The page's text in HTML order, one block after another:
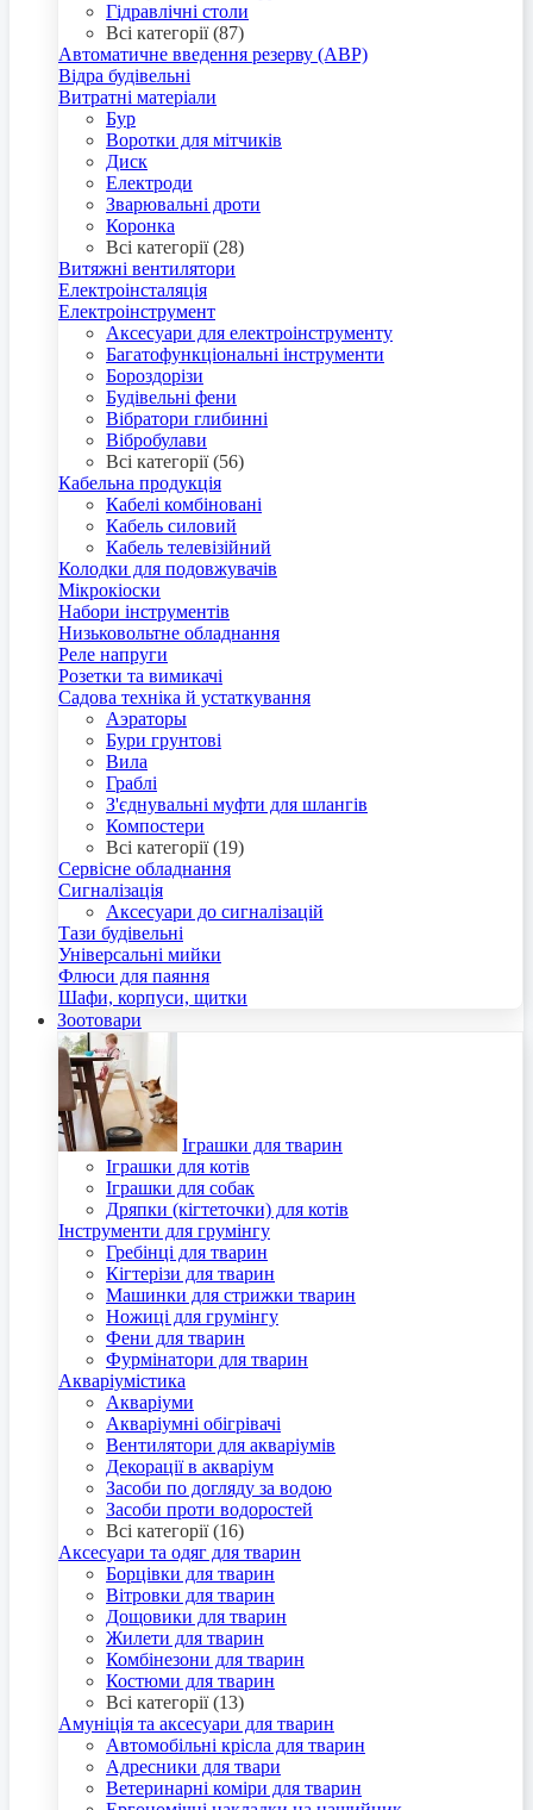
Гідравлічні столи
Всі категорії (87)
Автоматичне введення резерву (АВР)
Відра будівельні
Витратні матеріали
Бур
Воротки для мітчиків
Диск
Електроди
Зварювальні дроти
Коронка
Всі категорії (28)
Витяжні вентилятори
Електроінсталяція
Електроінструмент
Аксесуари для електроінструменту
Багатофункціональні інструменти
Бороздорізи
Будівельні фени
Вібратори глибинні
Вібробулави
Всі категорії (56)
Кабельна продукція
Кабелі комбіновані
Кабель силовий
Кабель телевізійний
Колодки для подовжувачів
Мікрокіоски
Набори інструментів
Низьковольтне обладнання
Реле напруги
Розетки та вимикачі
Садова техніка й устаткування
Аэраторы
Бури грунтові
Вила
Граблі
З'єднувальні муфти для шлангів
Компостери
Всі категорії (19)
Сервісне обладнання
Сигналізація
Аксесуари до сигналізацій
Тази будівельні
Універсальні мийки
Флюси для паяння
Шафи, корпуси, щитки
Зоотовари
Іграшки для тварин
Іграшки для котів
Іграшки для собак
Дряпки (кігтеточки) для котів
Інструменти для грумінгу
Гребінці для тварин
Кігтерізи для тварин
Машинки для стрижки тварин
Ножиці для грумінгу
Фени для тварин
Фурмінатори для тварин
Акваріумістика
Акваріуми
Акваріумні обігрівачі
Вентилятори для акваріумів
Декорації в акваріум
Засоби по догляду за водою
Засоби проти водоростей
Всі категорії (16)
Аксесуари та одяг для тварин
Борцівки для тварин
Вітровки для тварин
Дощовики для тварин
Жилети для тварин
Комбінезони для тварин
Костюми для тварин
Всі категорії (13)
Амуніція та аксесуари для тварин
Автомобільні крісла для тварин
Адресники для твари
Ветеринарні коміри для тварин